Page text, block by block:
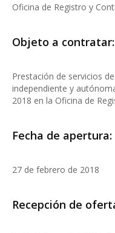
Oficina de Registro y
Objeto a contratar:
Prestación de servicios
independiente y
2018 en la Oficina de
Fecha de apertura:
27 de febrero de 2018
Recepción de